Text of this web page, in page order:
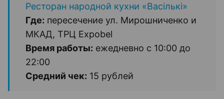
Ресторан народной кухни «Васiлькi»
Где: пересечение ул. Мирошниченко и
МКАД, ТРЦ Expobel
Время работы: ежедневно с 10:00 до
22:00
Средний чек: 15 рублей